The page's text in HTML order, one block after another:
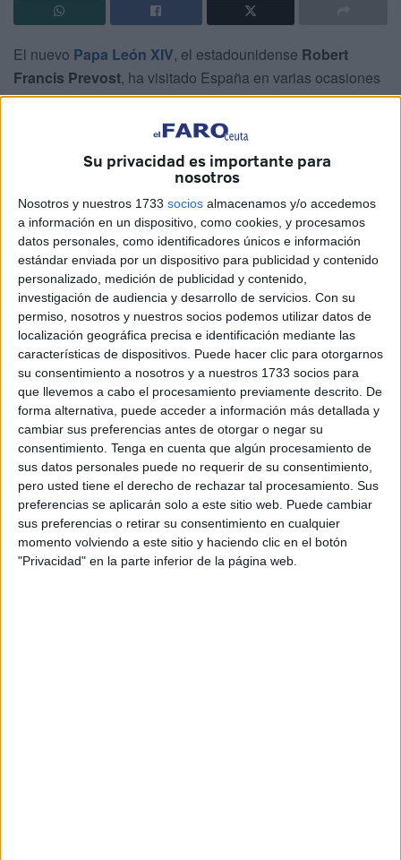
Su privacidad es importante para
nosotros
Nosotros y nuestros 1733 socios almacenamos y/o accedemos
a información en un dispositivo, como cookies, y procesamos
datos personales, como identificadores únicos e información
estándar enviada por un dispositivo para publicidad y contenido
personalizado, medición de publicidad y contenido,
investigación de audiencia y desarrollo de servicios. Con su
permiso, nosotros y nuestros socios podemos utilizar datos de
localización geográfica precisa e identificación mediante las
características de dispositivos. Puede hacer clic para otorgarnos
su consentimiento a nosotros y a nuestros 1733 socios para
que llevemos a cabo el procesamiento previamente descrito. De
forma alternativa, puede acceder a información más detallada y
cambiar sus preferencias antes de otorgar o negar su
consentimiento. Tenga en cuenta que algún procesamiento de
sus datos personales puede no requerir de su consentimiento,
pero usted tiene el derecho de rechazar tal procesamiento. Sus
preferencias se aplicarán solo a este sitio web. Puede cambiar
sus preferencias o retirar su consentimiento en cualquier
momento volviendo a este sitio y haciendo clic en el botón
"Privacidad" en la parte inferior de la página web.
El nuevo Papa León XIV, el estadounidense Robert
Francis Prevost, ha visitado España en varias ocasiones
en el desempeño de sus cargos, la última de ellas hace
menos de un año. Pero entre sus giras por el país también
, en su calidad de responsable de la
orden de los agustinos.
Fue prior general de los Agustinosdesde 2001 a 2013, en
dos mandatos. En uno de esos periodos está confirmado
que visitó nuestra ciudad.
Ávila, Málaga, Bilbao y León son ciudades españolas que
también han recibido la visita Prevost,además de Ceuta
como superior general de laOrden de San Agustín, lo
que le ha llevado por numerosos países y también por
otras responsabilidades y relaciones personales.
Con la elección deRobert Francis Prevostcomo
nuevo
pontífice, laOrden de San Agustínalcanza la Sede de
Pedro. Se trata de una comunidad religiosa de
tradiciónmendicante, fundada oficialmente en1244y
presente hoy en más de40 paísesde todos los
continentes. En Ceuta tiene igualmente una presencia
importante.